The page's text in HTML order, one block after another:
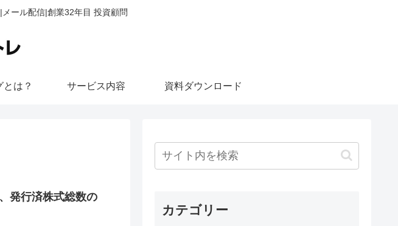
ール配信|創業32年目 投資顧問
とは？ サービス内容 資料ダウンロード
発行済株式総数の
カテゴリー